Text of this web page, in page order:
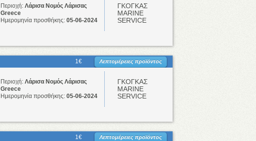
Περιοχή: Λάρισα Νομός Λάρισας
Greece
Ημερομηνία προσθήκης: 05-06-2024
ΓΚΟΓΚΑΣ
ΜΑRINE
SERVICE
1€ Λεπτομέρειες προϊόντος
Περιοχή: Λάρισα Νομός Λάρισας
Greece
Ημερομηνία προσθήκης: 05-06-2024
ΓΚΟΓΚΑΣ
ΜΑRINE
SERVICE
1€ Λεπτομέρειες προϊόντος